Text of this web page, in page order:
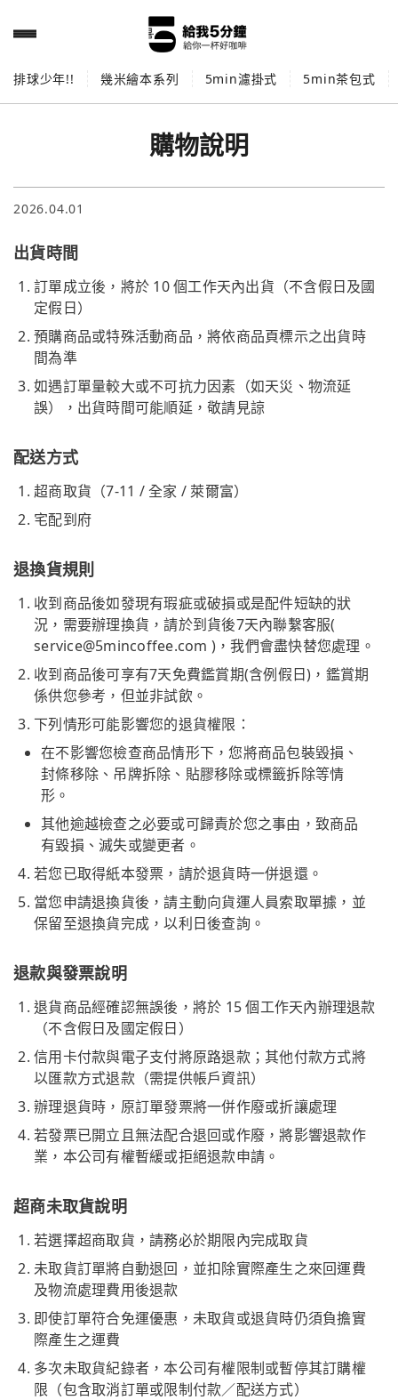
排球少年!! 幾米繪本系列 5min濾掛式 5min茶包式
購物說明
2026.04.01
出貨時間
訂單成立後，將於 10 個工作天內出貨（不含假日及國
定假日）
預購商品或特殊活動商品，將依商品頁標示之出貨時
間為準
如遇訂單量較大或不可抗力因素（如天災、物流延
誤），出貨時間可能順延，敬請見諒
配送方式
超商取貨（7-11 / 全家 / 萊爾富）
宅配到府
退換貨規則
收到商品後如發現有瑕疵或破損或是配件短缺的狀
況，需要辦理換貨，請於到貨後7天內聯繫客服(
service@5mincoffee.com )，我們會盡快替您處理。
收到商品後可享有7天免費鑑賞期(含例假日)，鑑賞期
係供您參考，但並非試飲。
下列情形可能影響您的退貨權限：
在不影響您檢查商品情形下，您將商品包裝毀損、
封條移除、吊牌拆除、貼膠移除或標籤拆除等情
形。
其他逾越檢查之必要或可歸責於您之事由，致商品
有毀損、滅失或變更者。
若您已取得紙本發票，請於退貨時一併退還。
當您申請退換貨後，請主動向貨運人員索取單據，並
保留至退換貨完成，以利日後查詢。
退款與發票說明
退貨商品經確認無誤後，將於 15 個工作天內辦理退款
（不含假日及國定假日）
信用卡付款與電子支付將原路退款；其他付款方式將
以匯款方式退款（需提供帳戶資訊）
辦理退貨時，原訂單發票將一併作廢或折讓處理
若發票已開立且無法配合退回或作廢，將影響退款作
業，本公司有權暫緩或拒絕退款申請。
超商未取貨說明
若選擇超商取貨，請務必於期限內完成取貨
未取貨訂單將自動退回，並扣除實際產生之來回運費
及物流處理費用後退款
即使訂單符合免運優惠，未取貨或退貨時仍須負擔實
際產生之運費
多次未取貨紀錄者，本公司有權限制或暫停其訂購權
限（包含取消訂單或限制付款／配送方式）